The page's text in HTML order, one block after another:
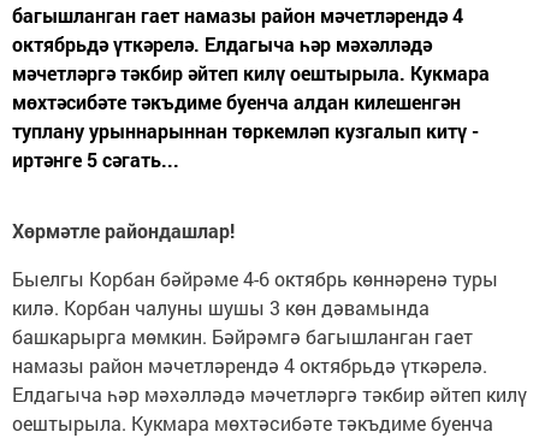
багышланган гает намазы район мәчетләрендә 4
октябрьдә үткәрелә. Елдагыча һәр мәхәлләдә
мәчетләргә тәкбир әйтеп килү оештырыла. Кукмара
мөхтәсибәте тәкъдиме буенча алдан килешенгән
туплану урыннарыннан төркемләп кузгалып китү -
иртәнге 5 сәгать...
Хөрмәтле райондашлар!
Быелгы Корбан бәйрәме 4-6 октябрь көннәренә туры
килә. Корбан чалуны шушы 3 көн дәвамында
башкарырга мөмкин. Бәйрәмгә багышланган гает
намазы район мәчетләрендә 4 октябрьдә үткәрелә.
Елдагыча һәр мәхәлләдә мәчетләргә тәкбир әйтеп килү
оештырыла. Кукмара мөхтәсибәте тәкъдиме буенча